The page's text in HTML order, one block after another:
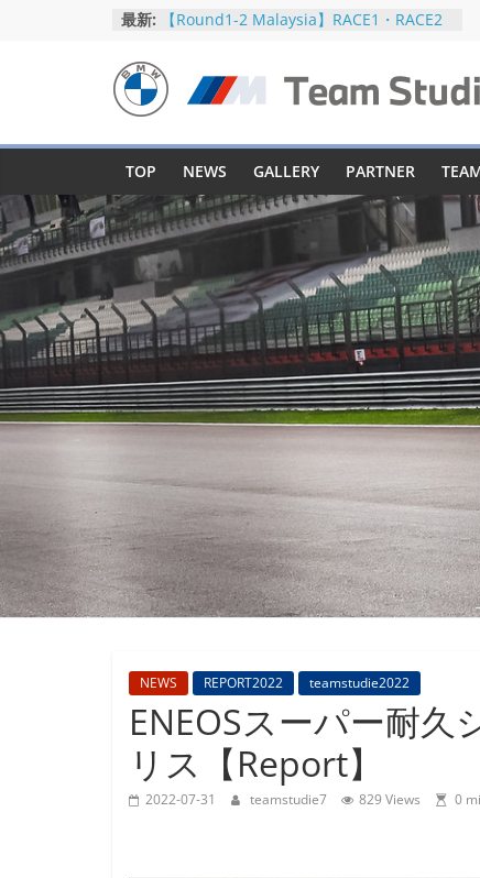
へ
キ
ッ
プ
最新:
【Round1-2 Malaysia】RACE1・RACE2
【Round5-6 JAPAN】公式練習
【Round3-4 Indonesia】RACE1・RACE2
BMW
M
Team
Studie
SUPER
BMW
M
Studie
TOP NEWS GALLERY PARTNER
NEWS REPORT2022 teamstudie2022
ENEOSスーパー耐
リス【Report】
2022-07-31 teamstudie7 829 Views 0